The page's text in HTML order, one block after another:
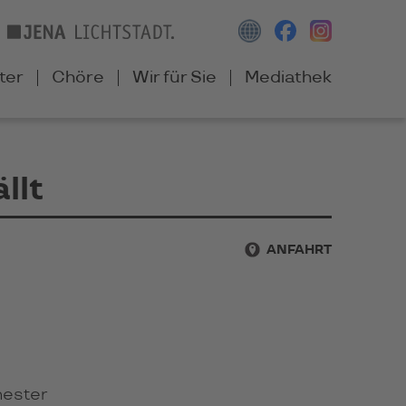
Chöre Wir für Sie Mediathek
ANFAHRT